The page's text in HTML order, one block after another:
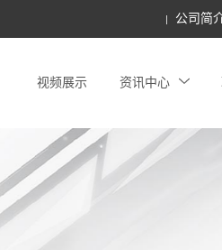
公司简
视频展示 资讯中心